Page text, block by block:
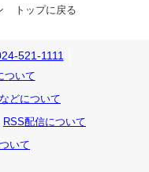
トップに戻る
521-1111
ついて
どについて
RSS配信について
いて